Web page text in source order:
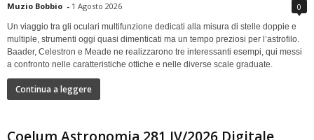
Muzio Bobbio - 1 Agosto 2026 0
Un viaggio tra gli oculari multifunzione dedicati alla misura di stelle doppie e
multiple, strumenti oggi quasi dimenticati ma un tempo preziosi per l’astrofilo.
Baader, Celestron e Meade ne realizzarono tre interessanti esempi, qui messi
a confronto nelle caratteristiche ottiche e nelle diverse scale graduate.
Continua a leggere